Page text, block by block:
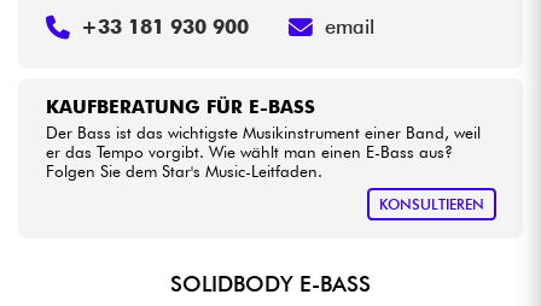
KAUFBERATUNG FÜR E-BASS
Der Bass ist das wichtigste Musikinstrument einer Band, weil
er das Tempo vorgibt. Wie wählt man einen E-Bass aus?
Folgen Sie dem Star's Music-Leitfaden.
KONSULTIEREN
+33 181 930 900 email
SOLIDBODY E-BASS